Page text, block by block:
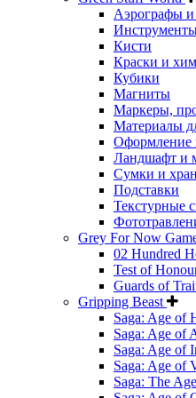
Аэрографы
Кисти
Краски и
Кубики
Магниты
Маркеры,
Материалы
Оформление
Ландшафт и
Сумки и
Подставки
Текстурные
Grey For Now
02 Hundred
Test of
Guards of
Gripping Beast
Saga: Age of
Saga: Age of
Saga: Age of
Saga: Age of
Saga: The